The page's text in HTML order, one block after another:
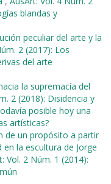
blandas y
peculiar del arte y la
2 (2017): Los
del arte
la supremacía del
2 (2018): Disidencia y
posible hoy una
artísticas?
de un propósito a partir
la escultura de Jorge
Vol. 2 Núm. 1 (2014):